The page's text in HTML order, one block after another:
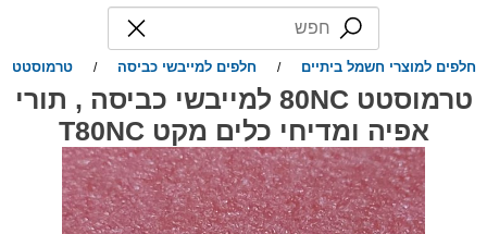
חלפים למוצרי חשמל ביתיים חלפים למייבשי כביסה טרמוסטט
טרמוסטט 80NC למייבשי כביסה , תורי
אפיה ומדיחי כלים מקט T80NC